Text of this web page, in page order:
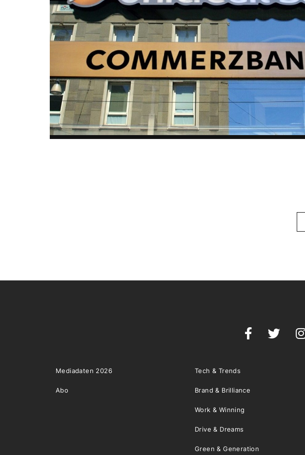
Mediadaten 2026
Abo
Tech & Trends
Brand & Brilliance
Work & Winning
Drive & Dreams
Green & Generation